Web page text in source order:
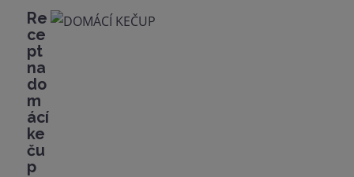
a
n
a
Re
ce
pt
na
do
m
ácí
ke
ču
p